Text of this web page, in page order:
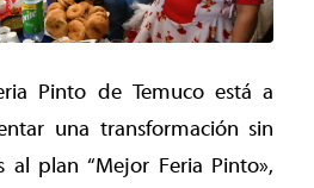
Pinto de Temuco está a
una transformación sin
al plan “Mejor Feria Pinto»,